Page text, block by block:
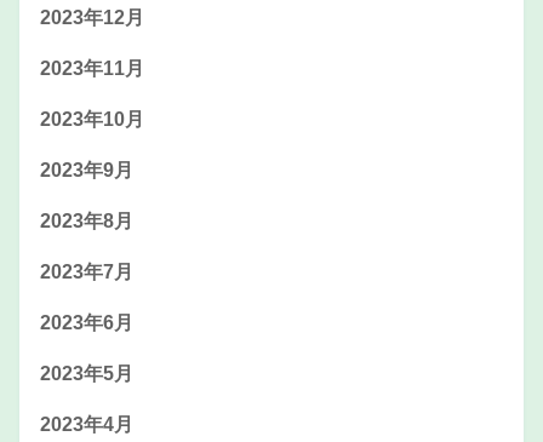
2023年12月
2023年11月
2023年10月
2023年9月
2023年8月
2023年7月
2023年6月
2023年5月
2023年4月